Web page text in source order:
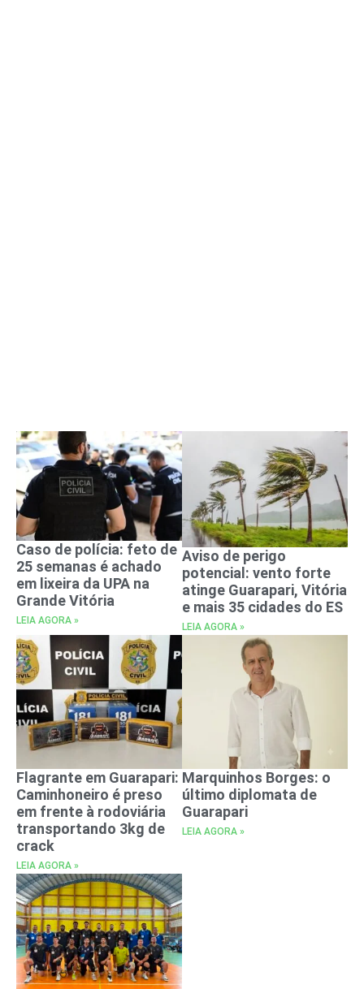
Caso de polícia: feto de
25 semanas é achado
em lixeira da UPA na
Grande Vitória
LEIA AGORA »
Aviso de perigo
potencial: vento forte
atinge Guarapari, Vitória
e mais 35 cidades do ES
LEIA AGORA »
Flagrante em Guarapari:
Caminhoneiro é preso
em frente à rodoviária
transportando 3kg de
crack
LEIA AGORA »
Marquinhos Borges: o
último diplomata de
Guarapari
LEIA AGORA »